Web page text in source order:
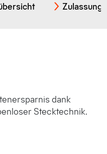
dank
Stecktechnik.